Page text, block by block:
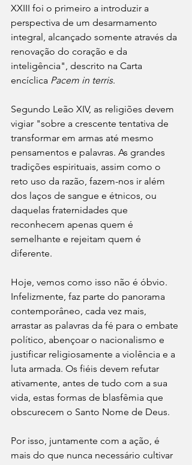
XXIII foi o primeiro a introduzir a
perspectiva de um desarmamento
integral, alcançado somente através da
renovação do coração e da
inteligência", descrito na Carta
encíclica Pacem in terris.
Segundo Leão XIV, as religiões devem
vigiar "sobre a crescente tentativa de
transformar em armas até mesmo
pensamentos e palavras. As grandes
tradições espirituais, assim como o
reto uso da razão, fazem-nos ir além
dos laços de sangue e étnicos, ou
daquelas fraternidades que
reconhecem apenas quem é
semelhante e rejeitam quem é
diferente.
Hoje, vemos como isso não é óbvio.
Infelizmente, faz parte do panorama
contemporâneo, cada vez mais,
arrastar as palavras da fé para o embate
político, abençoar o nacionalismo e
justificar religiosamente a violência e a
luta armada. Os fiéis devem refutar
ativamente, antes de tudo com a sua
vida, estas formas de blasfêmia que
obscurecem o Santo Nome de Deus.
Por isso, juntamente com a ação, é
mais do que nunca necessário cultivar